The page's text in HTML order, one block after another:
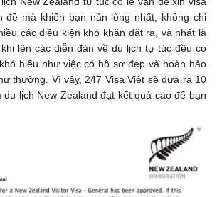
đề mà khiến bạn nản lòng nhất, không chỉ
các điều kiện khó khăn đặt ra, và nhất là
lên các diễn đàn về du lịch tự túc đều có
hiểu như việc có hồ sơ đẹp và hoàn hảo
thường. Vì vậy, 247 Visa Việt sẽ đưa ra 10
du lịch New Zealand đạt kết quả cao để bạn